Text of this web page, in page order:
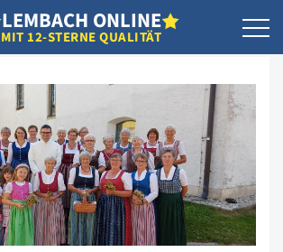
LEMBACH ONLINE
MIT 12-STERNE QUALITÄT